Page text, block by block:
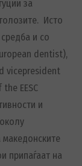
за
Исто
и со
dentist),
vicepresident
EESC
ивности и
припаѓаат на